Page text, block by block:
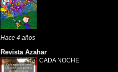
Hace 4 años
Revista Azahar
CADA NOCHE